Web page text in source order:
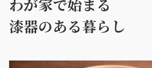
わが家で始まる
漆器のある暮らし